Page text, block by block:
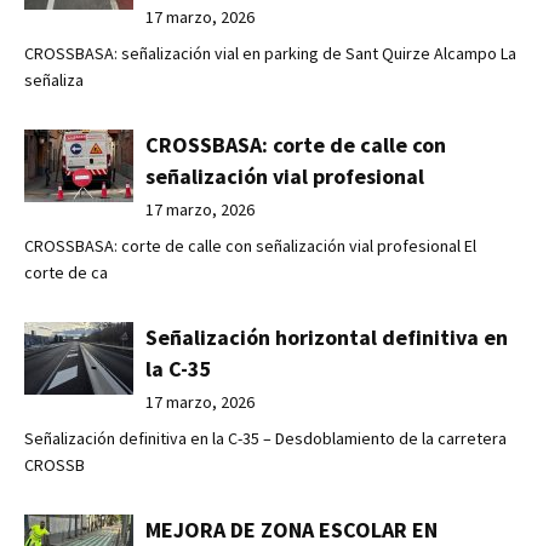
17 marzo, 2026
CROSSBASA: señalización vial en parking de Sant Quirze Alcampo La
señaliza
CROSSBASA: corte de calle con
señalización vial profesional
17 marzo, 2026
CROSSBASA: corte de calle con señalización vial profesional El
corte de ca
Señalización horizontal definitiva en
la C-35
17 marzo, 2026
Señalización definitiva en la C-35 – Desdoblamiento de la carretera
CROSSB
MEJORA DE ZONA ESCOLAR EN